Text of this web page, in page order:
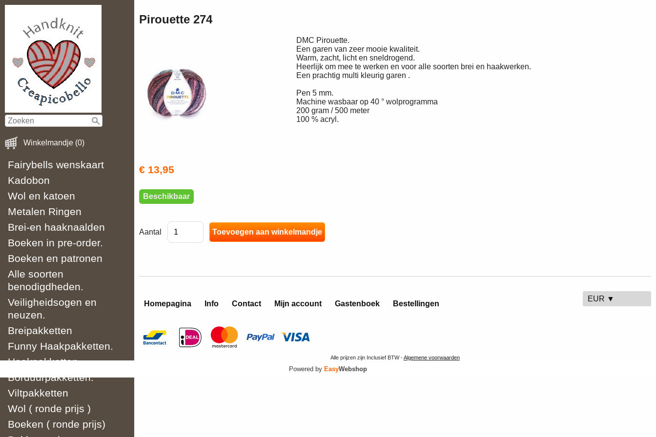
Winkelmandje (0)
Fairybells wenskaart
Kadobon
Wol en katoen
Metalen Ringen
Brei-en haaknaalden
Boeken in pre-order.
Boeken en patronen
Alle soorten
benodigdheden.
Veiligheidsogen en
neuzen.
Breipakketten
Funny Haakpakketten.
Haakpakketten
Borduurpakketten.
Viltpakketten
Wol ( ronde prijs )
Boeken ( ronde prijs)
Pirouette 274
DMC Pirouette.
Een garen van zeer mooie kwaliteit.
Warm, zacht, licht en sneldrogend.
Heerlijk om mee te werken en voor alle soorten brei en haakwerken.
Een prachtig multi kleurig garen .
Pen 5 mm.
Machine wasbaar op 40 ° wolprogramma
200 gram / 500 meter
100 % acryl.
€ 13,95
Beschikbaar
Aantal
Homepagina Info Contact Mijn account Gastenboek Bestellingen
EUR ▼
Alle prijzen zijn Inclusief BTW -Algemene voorwaarden
Powered by EasyWebshop